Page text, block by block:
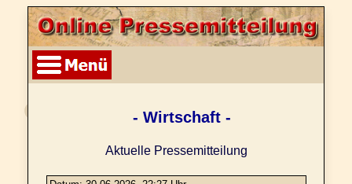
- Wirtschaft -
Aktuelle Pressemitteilung